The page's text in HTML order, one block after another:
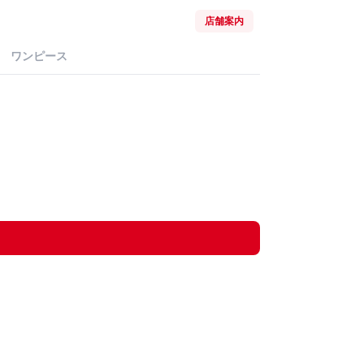
店舗案内
ワンピース